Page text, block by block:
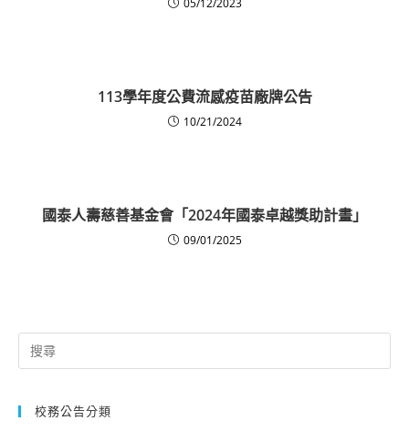
113學年度公費流感疫苗廠牌公告
10/21/2024
國泰人壽慈善基金會「2024年國泰卓越獎助計畫」
09/01/2025
Search
for:
校務公告分類